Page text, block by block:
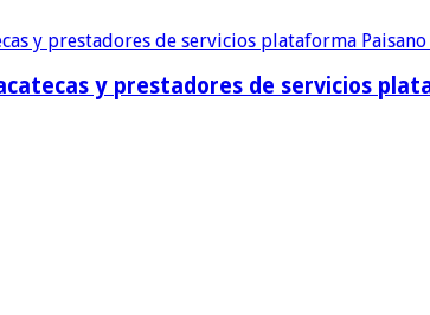
y prestadores de servicios